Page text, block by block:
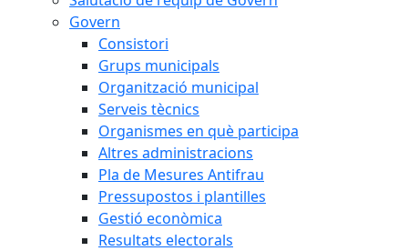
Govern
Consistori
Grups municipals
Organització municipal
Serveis tècnics
Organismes en què participa
Altres administracions
Pla de Mesures Antifrau
Pressupostos i plantilles
Gestió econòmica
Resultats electorals